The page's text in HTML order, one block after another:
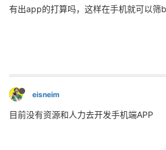
有出app的打算吗，这样在手机就可以筛
eisneim
目前没有资源和人力去开发手机端APP